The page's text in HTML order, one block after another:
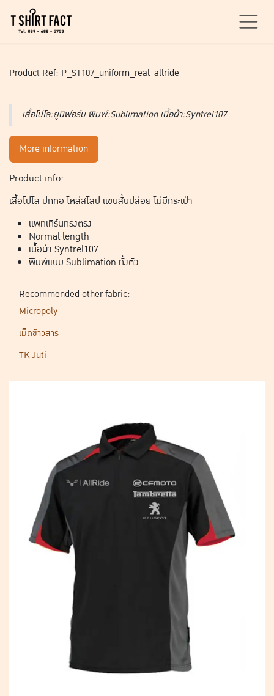
Skip to Content
Product Ref: P_ST107_uniform_real-allride
เสื้อโปโล:ยูนิฟอร์ม พิมพ์:Sublimation เนื้อผ้า:Syntrel107
More information
Product info:
เสื้อโปโล ปกทอ ไหล่สโลป แขนสั้นปล่อย ไม่มีกระเป๋า
แพทเทิร์นทรงตรง
Normal length
เนื้อผ้า Syntrel107
พิมพ์แบบ Sublimation ทั้งตัว
Recommended other fabric:
Micropoly
เม็ดข้าวสาร
TK Juti